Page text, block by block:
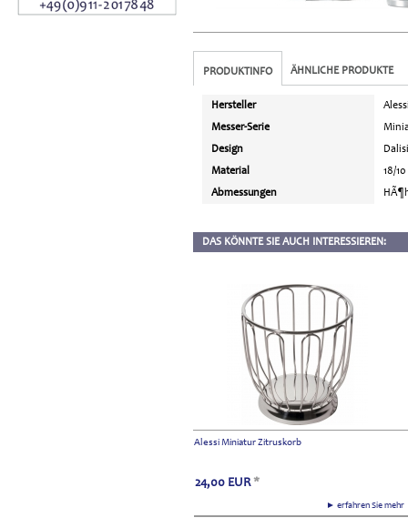
PRODUKTINFO ÄHNLICHE PRODUKTE
Hersteller
Messer-Serie
Design
Material
18/
Abmessungen
DAS KÖNNTE SIE AUCH INTERESSIEREN:
Alessi Miniatur Zitruskorb
► erfahren Sie
24,00 EUR *